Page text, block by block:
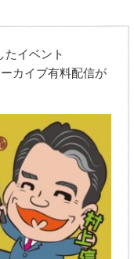
たイベント
カイブ有料配信が